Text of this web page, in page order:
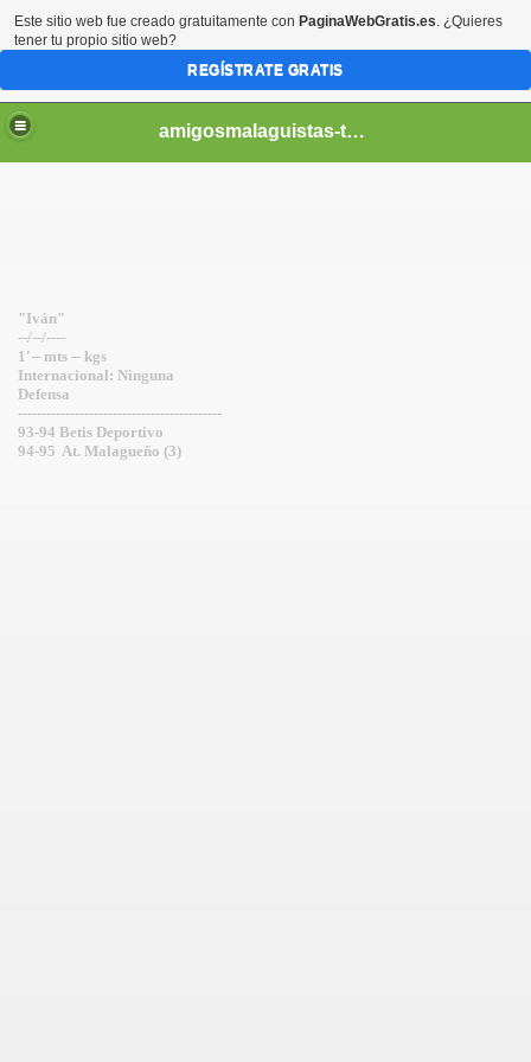
amigosmalaguistas-temporadas
"Iván"
--/--/----
1'-- mts -- kgs
Internacional: Ninguna
Defensa
-------------------------------------------
93-94 Betis Deportivo
94-95 At. Malagueño (3)
Este sitio web fue creado gratuitamente con PaginaWebGratis.es. ¿Quieres
tener tu propio sitio web?
REGÍSTRATE GRATIS